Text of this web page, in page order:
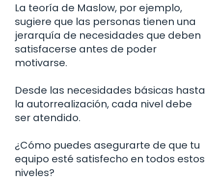
La teoría de Maslow, por ejemplo,
sugiere que las personas tienen una
jerarquía de necesidades que deben
satisfacerse antes de poder
motivarse.
Desde las necesidades básicas hasta
la autorrealización, cada nivel debe
ser atendido.
¿Cómo puedes asegurarte de que tu
equipo esté satisfecho en todos estos
niveles?